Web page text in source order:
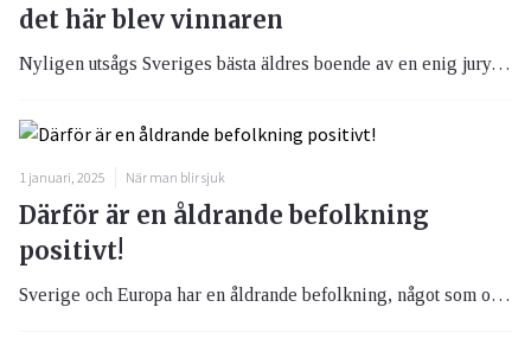
det här blev vinnaren
Nyligen utsågs Sveriges bästa äldres boende av en enig jury. Förutom äran delas även en prischeck på 50 000 kronor ut och som enligt årets vinnare ska komma de boende till godo.
1 januari, 2025 När man blir sjuk
Därför är en åldrande befolkning
positivt!
Sverige och Europa har en åldrande befolkning, något som ofta beskrivs som ett problem. Men det finns fördelar också.